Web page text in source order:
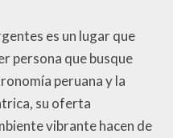
es un lugar que
persona que busque
peruana y la
su oferta
vibrante hacen de